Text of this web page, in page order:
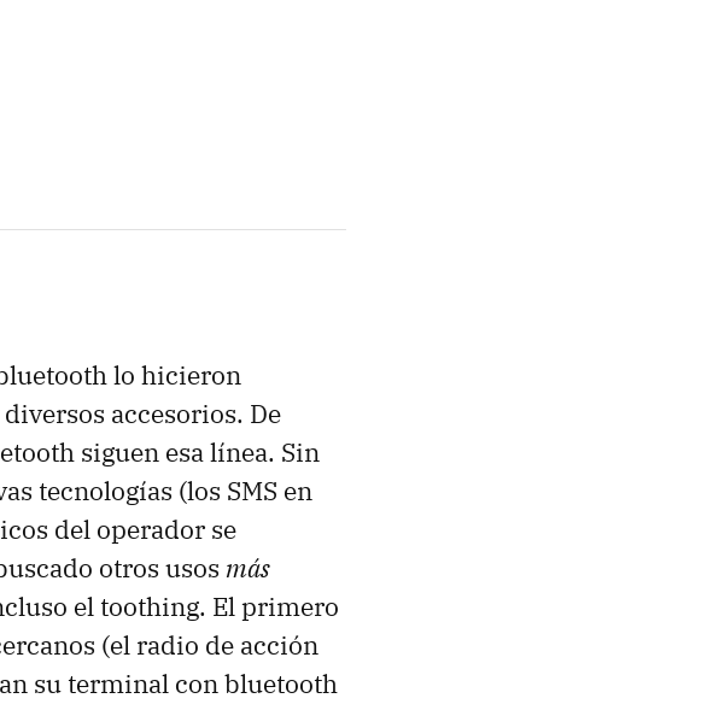
lo hicieron
accesorios. De
siguen esa línea. Sin
tecnologías (los SMS en
del operador se
otros usos más
el toothing. El primero
(el radio de acción
su terminal con bluetooth